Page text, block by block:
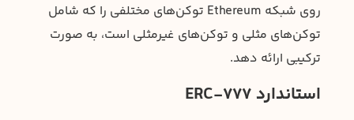
روی شبکه Ethereum توکن‌های مختلفی را که شامل
توکن‌های مثلی و توکن‌های غیرمثلی است، به صورت
ترکیبی ارائه دهد.
استاندارد ERC-777